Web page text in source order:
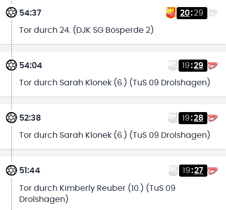
54:37 20:29
Tor durch 24. (DJK SG Bösperde 2)
54:04 19:29
Tor durch Sarah Klonek (6.) (TuS 09 Drolshagen)
52:38 19:28
Tor durch Sarah Klonek (6.) (TuS 09 Drolshagen)
51:44 19:27
Tor durch Kimberly Reuber (10.) (TuS 09
Drolshagen)